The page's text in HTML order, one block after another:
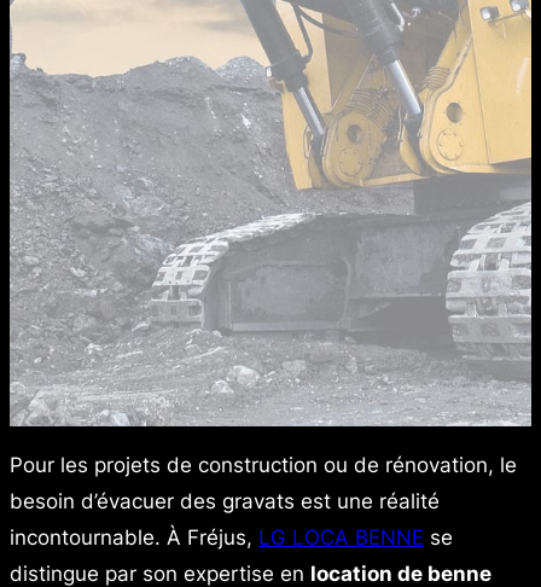
Pour les projets de construction ou de rénovation, le
besoin d’évacuer des gravats est une réalité
incontournable. À Fréjus, LG LOCA BENNE se
distingue par son expertise en location de benne